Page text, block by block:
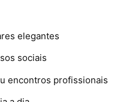
elegantes
sociais
encontros profissionais